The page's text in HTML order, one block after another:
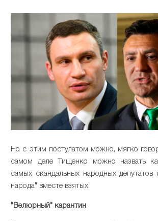
Но с этим постулатом можно, мягко
самом деле Тищенко можно назвать
самых скандальных народных депутатов
народа" вместе взятых.
"Велюрный" карантин